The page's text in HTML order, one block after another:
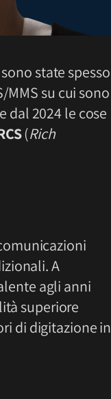
sono state spesso
su cui sono
dal 2024 le cose
(Rich
A
agli anni
superiore
di digitazione in